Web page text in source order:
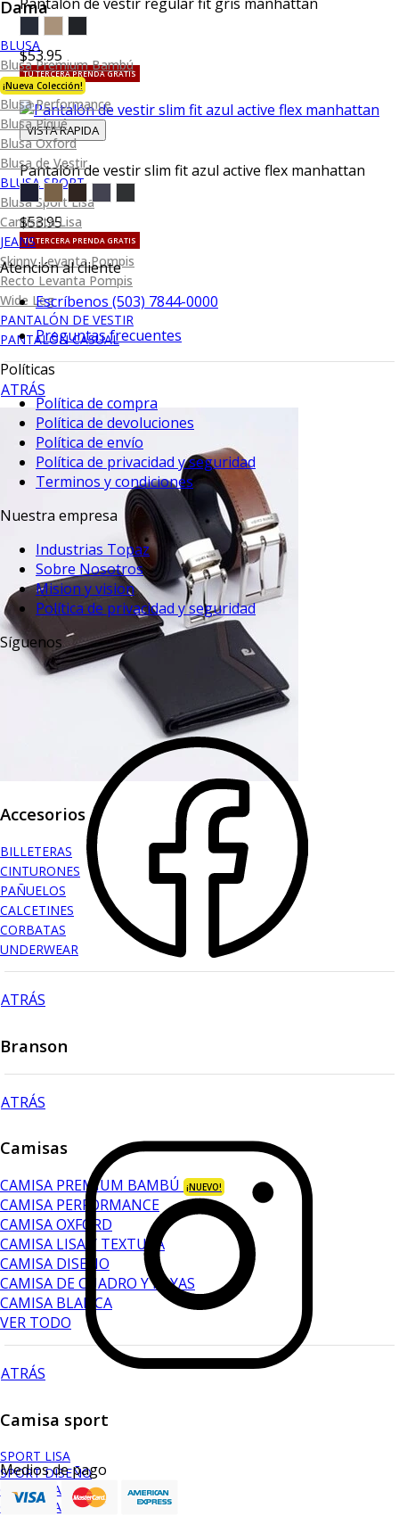
Dama
BLUSA
Blusa Premium Bambú
¡Nueva Colección!
Blusa Performance
Blusa Piqué
Blusa Oxford
Blusa de Vestir
BLUSA SPORT
Blusa Sport Lisa
Camiseta Lisa
JEANS
Skinny Levanta Pompis
Recto Levanta Pompis
Wide Leg
PANTALÓN DE VESTIR
PANTALÓN CASUAL
ATRÁS
Accesorios
BILLETERAS
CINTURONES
PAÑUELOS
CALCETINES
CORBATAS
UNDERWEAR
ATRÁS
Branson
ATRÁS
Camisas
CAMISA PREMIUM BAMBÚ ¡NUEVO!
CAMISA PERFORMANCE
CAMISA OXFORD
CAMISA LISA Y TEXTURA
CAMISA DISEÑO
CAMISA DE CUADRO Y RAYAS
CAMISA BLANCA
VER TODO
ATRÁS
Camisa sport
SPORT LISA
SPORT DISEÑO
CAMISETA LISA
CAMISETA DISEÑO
$53.95
TU TERCERA PRENDA GRATIS
VISTA RAPIDA
Pantalón de vestir slim fit azul active flex manhattan
$53.95
TU TERCERA PRENDA GRATIS
Atención al cliente
Escríbenos (503) 7844-0000
Preguntas frecuentes
Políticas
Política de compra
Política de devoluciones
Política de envío
Política de privacidad y seguridad
Terminos y condiciones
Nuestra empresa
Industrias Topaz
Sobre Nosotros
Mision y vision
Política de privacidad y seguridad
Síguenos
Medios de pago